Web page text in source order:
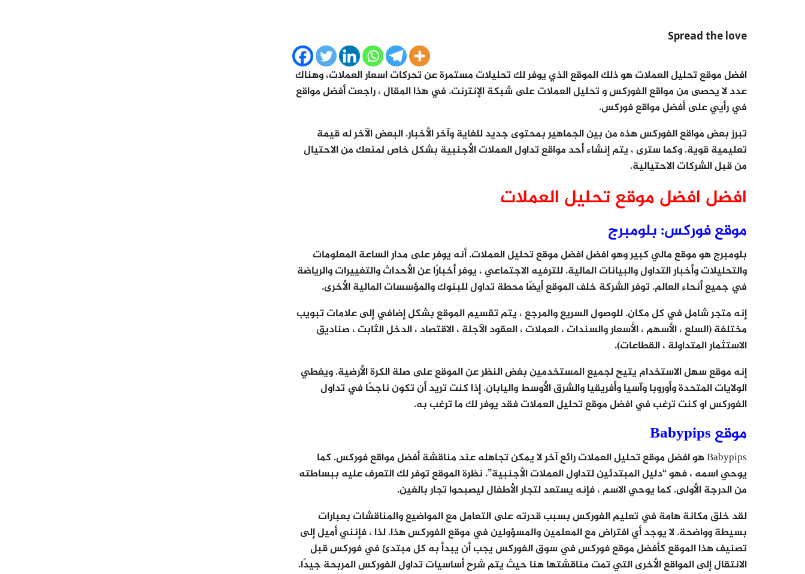
Spread the love
افضل موقع تحليل العملات هو ذلك الموقع الذي يوفر لك تحليلات مستمرة عن تحركات اسعار العملات، وهناك
عدد لا يحصى من مواقع الفوركس و تحليل العملات على شبكة الإنترنت. في هذا المقال ، راجعت أفضل مواقع
في رأيي على أفضل مواقع فوركس.
تبرز بعض مواقع الفوركس هذه من بين الجماهير بمحتوى جديد للغاية وآخر الأخبار. البعض الآخر له قيمة
تعليمية قوية. وكما سترى ، يتم إنشاء أحد مواقع تداول العملات الأجنبية بشكل خاص لمنعك من الاحتيال
من قبل الشركات الاحتيالية.
افضل افضل موقع تحليل العملات
موقع فوركس: بلومبرج
بلومبرج هو موقع مالي كبير وهو افضل افضل موقع تحليل العملات. أنه يوفر على مدار الساعة المعلومات
والتحليلات وأخبار التداول والبيانات المالية. للترفيه الاجتماعي ، يوفر أخبارًا عن الأحداث والتغييرات والرياضة
في جميع أنحاء العالم. توفر الشركة خلف الموقع أيضًا محطة تداول للبنوك والمؤسسات المالية الأخرى.
إنه متجر شامل في كل مكان. للوصول السريع والمرجع ، يتم تقسيم الموقع بشكل إضافي إلى علامات تبويب
مختلفة (السلع ، الأسهم ، الأسعار والسندات ، العملات ، العقود الآجلة ، الاقتصاد ، الدخل الثابت ، صناديق
الاستثمار المتداولة ، القطاعات).
إنه موقع سهل الاستخدام يتيح لجميع المستخدمين بغض النظر عن الموقع على صلة الكرة الأرضية. ويغطي
الولايات المتحدة وأوروبا وآسيا وأفريقيا والشرق الأوسط واليابان. إذا كنت تريد أن تكون ناجحًا في تداول
الفوركس او كنت ترغب في افضل موقع تحليل العملات فقد يوفر لك ما ترغب به.
موقع Babypips
Babypips هو افضل موقع تحليل العملات رائع آخر لا يمكن تجاهله عند مناقشة أفضل مواقع فوركس. كما
يوحي اسمه ، فهو “دليل المبتدئين لتداول العملات الأجنبية”. نظرة الموقع توفر لك التعرف عليه ببساطته
من الدرجة الأولى. كما يوحي الاسم ، فإنه يستعد لتجار الأطفال ليصبحوا تجار بالغين.
لقد خلق مكانة هامة في تعليم الفوركس بسبب قدرته على التعامل مع المواضيع والمناقشات بعبارات
بسيطة وواضحة. لا يوجد أي افتراض مع المعلمين والمسؤولين في موقع الفوركس هذا. لذا ، فإنني أميل إلى
تصنيف هذا الموقع كأفضل موقع فوركس في سوق الفوركس يجب أن يبدأ به كل مبتدئ في فوركس قبل
الانتقال إلى المواقع الأخرى التي تمت مناقشتها هنا حيث يتم شرح أساسيات تداول الفوركس المربحة جيدًا.